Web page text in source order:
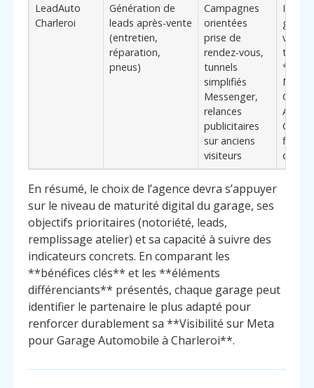
LeadAuto
Charleroi
Génération de
leads après-vente
(entretien,
réparation,
pneus)
Campagnes
orientées
prise de
rendez-vous,
tunnels
simplifiés
Messenger,
relances
publicitaires
sur anciens
visiteurs
Idéal
Meta
flux
En résumé, le choix de l’agence devra s’appuyer
sur le niveau de maturité digital du garage, ses
objectifs prioritaires (notoriété, leads,
remplissage atelier) et sa capacité à suivre des
indicateurs concrets. En comparant les
**bénéfices clés** et les **éléments
différenciants** présentés, chaque garage peut
identifier le partenaire le plus adapté pour
renforcer durablement sa **Visibilité sur Meta
pour Garage Automobile à Charleroi**.